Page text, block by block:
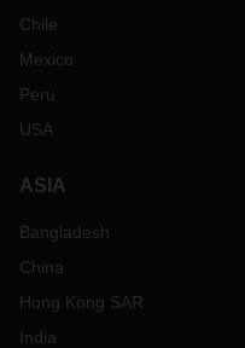
Chile
Mexico
Peru
USA
ASIA
Bangladesh
China
Hong Kong SAR
India